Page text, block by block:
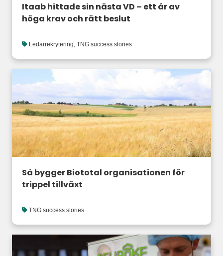
Itaab hittade sin nästa VD – ett år av
höga krav och rätt beslut
Ledarrekrytering TNG success stories
Så bygger Biototal organisationen för
trippel tillväxt
TNG success stories